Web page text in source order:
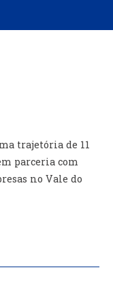
trajetória de 11
parceria com
no Vale do